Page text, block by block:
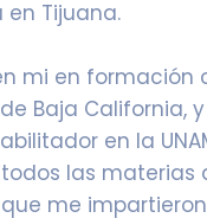
Tijuana.
mi en formación
Baja California,
en la
las materias
me